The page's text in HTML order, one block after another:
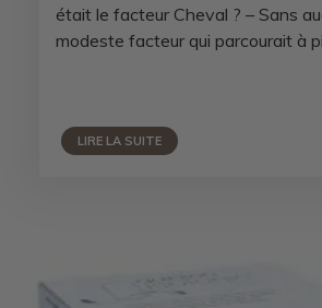
était le facteur Cheval ? – Sans
modeste facteur qui parcourait à
LIRE LA SUITE